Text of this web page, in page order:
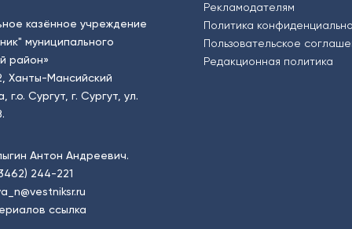
казённое учреждение
муниципального
район»
Ханты-Мансийский
Сургут, г. Сургут, ул.
Антон Андреевич.
244-221
ссылка
Рекламодателям
Политика
Пользовательское
Редакционная политика